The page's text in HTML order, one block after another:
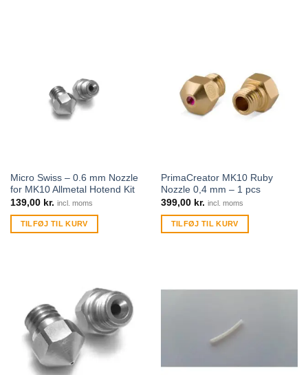
Micro Swiss – 0.6 mm Nozzle
for MK10 Allmetal Hotend Kit
139,00 kr. incl. moms
TILFØJ TIL KURV
PrimaCreator MK10 Ruby
Nozzle 0,4 mm – 1 pcs
399,00 kr. incl. moms
TILFØJ TIL KURV